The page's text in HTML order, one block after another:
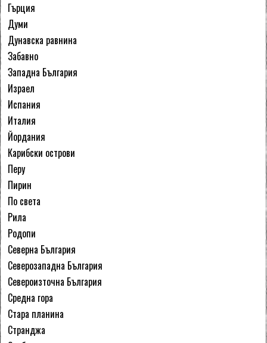
Гърция
Думи
Дунавска равнина
Забавно
Западна България
Израел
Испания
Италия
Йордания
Карибски острови
Перу
Пирин
По света
Рила
Родопи
Северна България
Северозападна България
Североизточна България
Средна гора
Стара планина
Странджа